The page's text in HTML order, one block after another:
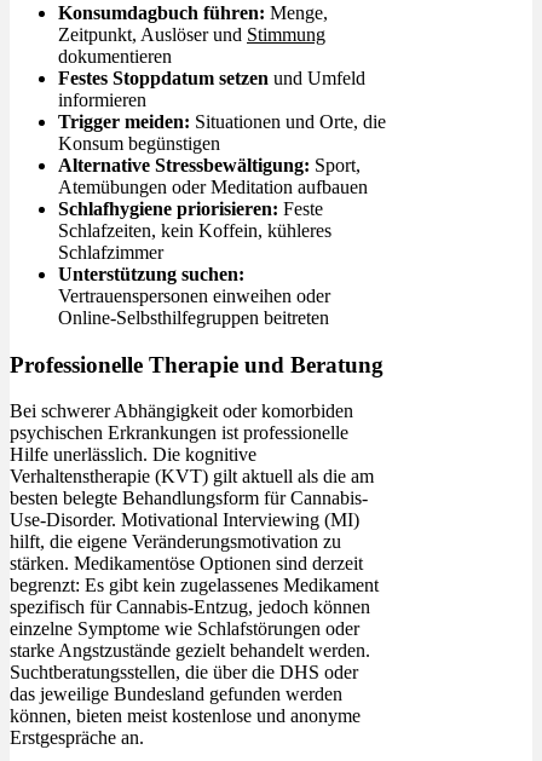
Konsumdagbuch führen: Menge,
Zeitpunkt, Auslöser und Stimmung
dokumentieren
Festes Stoppdatum setzen und Umfeld
informieren
Trigger meiden: Situationen und Orte, die
Konsum begünstigen
Alternative Stressbewältigung: Sport,
Atemübungen oder Meditation aufbauen
Schlafhygiene priorisieren: Feste
Schlafzeiten, kein Koffein, kühleres
Schlafzimmer
Unterstützung suchen:
Vertrauenspersonen einweihen oder
Online-Selbsthilfegruppen beitreten
Professionelle Therapie und Beratung
Bei schwerer Abhängigkeit oder komorbiden
psychischen Erkrankungen ist professionelle
Hilfe unerlässlich. Die kognitive
Verhaltenstherapie (KVT) gilt aktuell als die am
besten belegte Behandlungsform für Cannabis-
Use-Disorder. Motivational Interviewing (MI)
hilft, die eigene Veränderungsmotivation zu
stärken. Medikamentöse Optionen sind derzeit
begrenzt: Es gibt kein zugelassenes Medikament
spezifisch für Cannabis-Entzug, jedoch können
einzelne Symptome wie Schlafstörungen oder
starke Angstzustände gezielt behandelt werden.
Suchtberatungsstellen, die über die DHS oder
das jeweilige Bundesland gefunden werden
können, bieten meist kostenlose und anonyme
Erstgespräche an.